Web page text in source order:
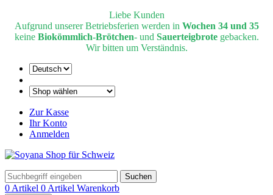
Liebe Kunden
Aufgrund unserer Betriebsferien werden in Wochen 34 und 35
keineBiokömmlich-Brötchen- und Sauerteigbrote gebacken.
Wir bitten um Verständnis.
Zur Kasse
Ihr Konto
Anmelden
Suchen
0 Artikel 0 Artikel Warenkorb